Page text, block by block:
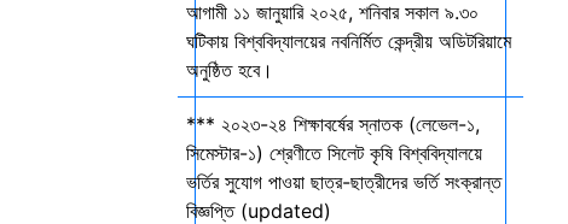
আগামী ১১ জানুয়ারি ২০২৫, শনিবার সকাল ৯.৩০
ঘটিকায় বিশ্ববিদ্যালয়ের নবনির্মিত কেন্দ্রীয় অডিটরিয়ামে
অনুষ্ঠিত হবে।
*** ২০২৩-২৪ শিক্ষাবর্ষের স্নাতক (লেভেল-১,
সিমেস্টার-১) শ্রেণীতে সিলেট কৃষি বিশ্ববিদ্যালয়ে
ভর্তির সুযোগ পাওয়া ছাত্র-ছাত্রীদের ভর্তি সংক্রান্ত
বিজ্ঞপ্তি (updated)